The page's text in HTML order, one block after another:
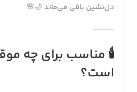
دل‌نشین باقی می‌ماند 🌙🌸
⸻
🕯 مناسب برای چه
است؟